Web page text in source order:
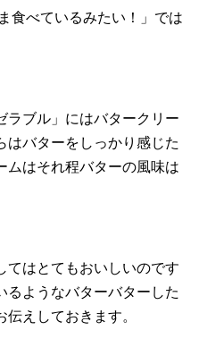
食べているみたい！」では
ラブル」にはバタークリー
はバターをしっかり感じた
ムはそれ程バターの風味は
てはとてもおいしいのです
るようなバターバターした
えしておきます。